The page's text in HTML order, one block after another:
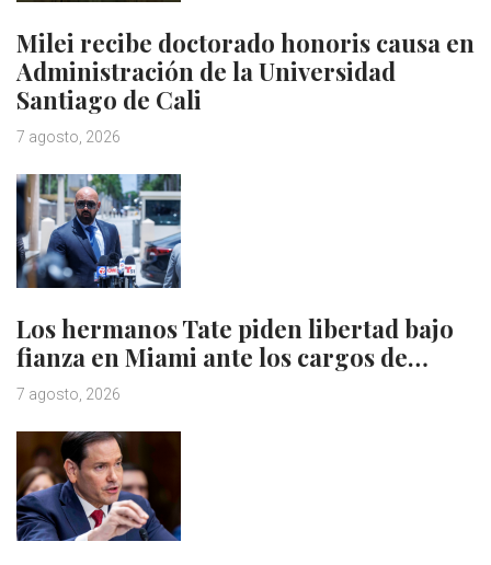
Milei recibe doctorado honoris causa en
Administración de la Universidad
Santiago de Cali
7 agosto, 2026
Los hermanos Tate piden libertad bajo
fianza en Miami ante los cargos de…
7 agosto, 2026